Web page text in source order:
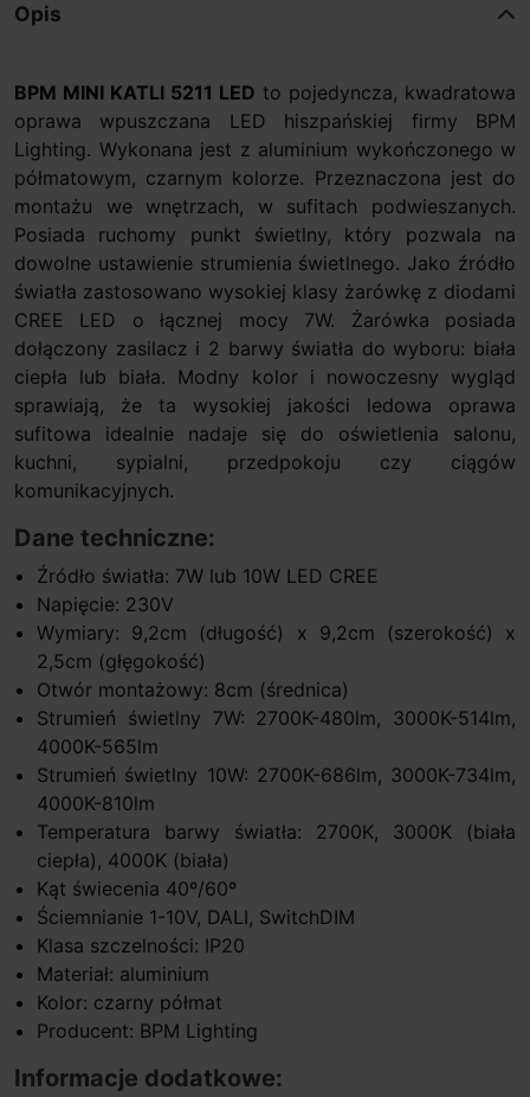
Opis
BPM MINI KATLI 5211 LED to pojedyncza, kwadratowa
oprawa wpuszczana LED hiszpańskiej firmy BPM
Lighting. Wykonana jest z aluminium wykończonego w
półmatowym, czarnym kolorze. Przeznaczona jest do
montażu we wnętrzach, w sufitach podwieszanych.
Posiada ruchomy punkt świetlny, który pozwala na
dowolne ustawienie strumienia świetlnego. Jako źródło
światła zastosowano wysokiej klasy żarówkę z diodami
CREE LED o łącznej mocy 7W. Żarówka posiada
dołączony zasilacz i 2 barwy światła do wyboru: biała
ciepła lub biała. Modny kolor i nowoczesny wygląd
sprawiają, że ta wysokiej jakości ledowa oprawa
sufitowa idealnie nadaje się do oświetlenia salonu,
kuchni, sypialni, przedpokoju czy ciągów
komunikacyjnych.
Dane techniczne:
Źródło światła: 7W lub 10W LED CREE
Napięcie: 230V
Wymiary: 9,2cm (długość) x 9,2cm (szerokość) x
2,5cm (głęgokość)
Otwór montażowy: 8cm (średnica)
Strumień świetlny 7W: 2700K-480lm, 3000K-514lm,
4000K-565lm
Strumień świetlny 10W: 2700K-686lm, 3000K-734lm,
4000K-810lm
Temperatura barwy światła: 2700K, 3000K (biała
ciepła), 4000K (biała)
Kąt świecenia 40º/60º
Ściemnianie 1-10V, DALI, SwitchDIM
Klasa szczelności: IP20
Materiał: aluminium
Kolor: czarny półmat
Producent: BPM Lighting
Informacje dodatkowe: